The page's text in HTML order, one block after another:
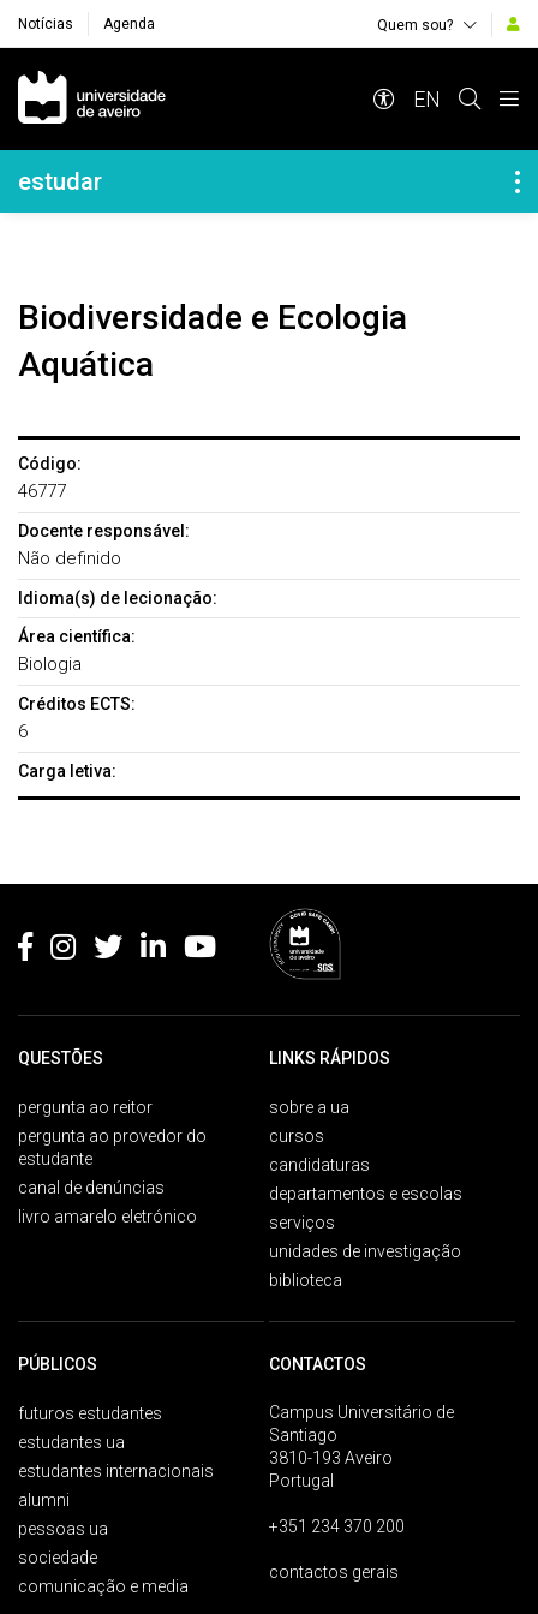
Notícias Agenda Quem sou?
Navegação Principal
EN
Navegação Lateral
estudar
Biodiversidade e Ecologia
Aquática
Código:
46777
Docente responsável:
Não definido
Idioma(s) de lecionação:
Área científica:
Biologia
Créditos ECTS:
6
Carga letiva:
QUESTÕES
pergunta ao reitor
pergunta ao provedor do
estudante
canal de denúncias
livro amarelo eletrónico
LINKS RÁPIDOS
sobre a ua
cursos
candidaturas
departamentos e escolas
serviços
unidades de investigação
biblioteca
PÚBLICOS
futuros estudantes
estudantes ua
estudantes internacionais
alumni
pessoas ua
sociedade
comunicação e media
CONTACTOS
Campus Universitário de
Santiago
3810-193 Aveiro
Portugal
+351 234 370 200
contactos gerais